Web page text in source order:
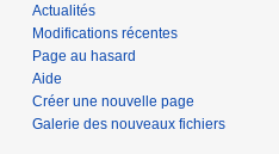
Actualités
Modifications récentes
Page au hasard
Aide
Créer une nouvelle page
Galerie des nouveaux fichiers